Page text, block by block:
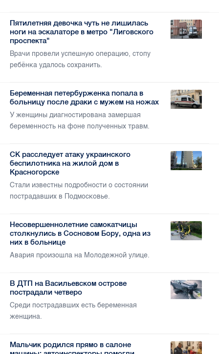
Пятилетняя девочка чуть не лишилась
ноги на эскалаторе в метро "Лиговского
проспекта"
Врачи провели успешную операцию, стопу
ребёнка удалось сохранить.
Беременная петербурженка попала в
больницу после драки с мужем на ножах
У женщины диагностирована замершая
беременность на фоне полученных травм.
СК расследует атаку украинского
беспилотника на жилой дом в
Красногорске
Стали известны подробности о состоянии
пострадавших в Подмосковье.
Несовершеннолетние самокатчицы
столкнулись в Сосновом Бору, одна из
них в больнице
Авария произошла на Молодежной улице.
В ДТП на Васильевском острове
пострадали четверо
Среди пострадавших есть беременная
женщина.
Мальчик родился прямо в салоне